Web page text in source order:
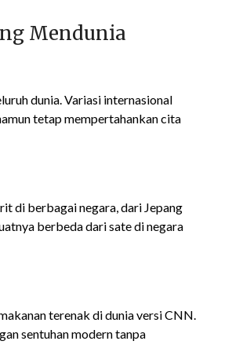
Mendunia
dunia. Variasi internasional
tetap mempertahankan cita
di berbagai negara, dari Jepang
berbeda dari sate di negara
terenak di dunia versi CNN.
sentuhan modern tanpa